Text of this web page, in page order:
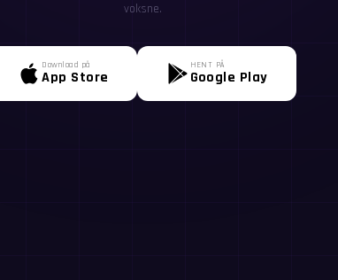
voksne.
Download på
App Store
HENT PÅ
Google Play